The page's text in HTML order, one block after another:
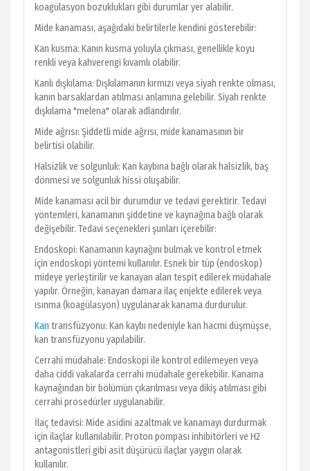
koagülasyon bozuklukları gibi durumlar yer alabilir.
Mide kanaması, aşağıdaki belirtilerle kendini gösterebilir:
Kan kusma: Kanın kusma yoluyla çıkması, genellikle koyu
renkli veya kahverengi kıvamlı olabilir.
Kanlı dışkılama: Dışkılamanın kırmızı veya siyah renkte olması,
kanın barsaklardan atılması anlamına gelebilir. Siyah renkte
dışkılama "melena" olarak adlandırılır.
Mide ağrısı: Şiddetli mide ağrısı, mide kanamasının bir
belirtisi olabilir.
Halsizlik ve solgunluk: Kan kaybına bağlı olarak halsizlik, baş
dönmesi ve solgunluk hissi oluşabilir.
Mide kanaması acil bir durumdur ve tedavi gerektirir. Tedavi
yöntemleri, kanamanın şiddetine ve kaynağına bağlı olarak
değişebilir. Tedavi seçenekleri şunları içerebilir:
Endoskopi: Kanamanın kaynağını bulmak ve kontrol etmek
için endoskopi yöntemi kullanılır. Esnek bir tüp (endoskop)
mideye yerleştirilir ve kanayan alan tespit edilerek müdahale
yapılır. Örneğin, kanayan damara ilaç enjekte edilerek veya
ısınma (koagülasyon) uygulanarak kanama durdurulur.
Kan transfüzyonu: Kan kaybı nedeniyle kan hacmi düşmüşse,
kan transfüzyonu yapılabilir.
Cerrahi müdahale: Endoskopi ile kontrol edilemeyen veya
daha ciddi vakalarda cerrahi müdahale gerekebilir. Kanama
kaynağından bir bölümün çıkarılması veya dikiş atılması gibi
cerrahi prosedürler uygulanabilir.
İlaç tedavisi: Mide asidini azaltmak ve kanamayı durdurmak
için ilaçlar kullanılabilir. Proton pompası inhibitörleri ve H2
antagonistleri gibi asit düşürücü ilaçlar yaygın olarak
kullanılır.